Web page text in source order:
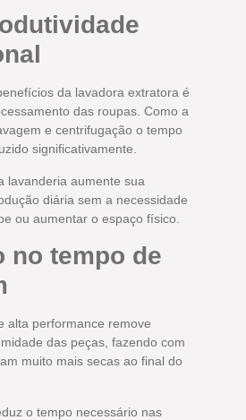
da lavadora extratora é
das roupas. Como a
e centrifugação o tempo
significativamente.
lavanderia aumente sua
diária sem a necessidade
ou aumentar o espaço físico.
no tempo de
alta performance remove
das peças, fazendo com
muito mais secas ao final do
o tempo necessário nas